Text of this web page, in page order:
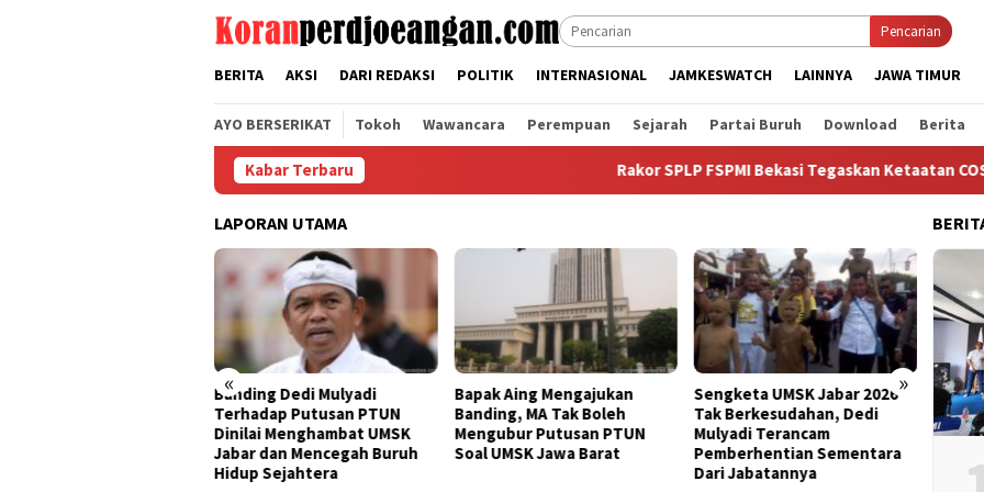
Pencarian
BERITA AKSI DARI REDAKSI POLITIK INTERNASIONAL JAMKESWATCH LAINNYA JAWA TIMUR
AYO BERSERIKAT Tokoh Wawancara Perempuan Sejarah Partai Buruh Download Berita
Kabar Terbaru Rakor SPLP FSPMI Bekasi Tegaskan Ketaatan COS,
LAPORAN UTAMA
« »
Bapak Aing Mengajukan
Banding, MA Tak Boleh
Mengubur Putusan PTUN
Soal UMSK Jawa Barat
Sengketa UMSK Jabar 2026
Tak Berkesudahan, Dedi
Mulyadi Terancam
Pemberhentian Sementara
Banding Putusan PTUN Prihal
UMSK Jabar Tuai Sorotan
KSPI: Yang Bayar UMSK Itu
Pengusaha, Tapi Mengapa
Gubernur Ngotot Melakukan